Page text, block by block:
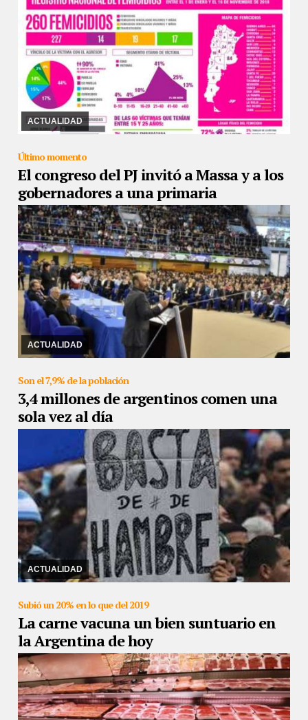
ACTUALIDAD
08/03/2019
Hoy se lleva a cabo el paro internacional de mujeres,
lesbianas, trans y travestis.
Último momento
El congreso del PJ invitó a Massa y a los
gobernadores a una primaria
ACTUALIDAD
07/03/2019 De este modo el PJ orgánicamente invita a los futuros
presidenciables a definir candidaturas en las PASO para formar un
frente opositor.
Son el 7,9% de la población
3,4 millones de argentinos comen una
sola vez al día
ACTUALIDAD
05/03/2019
Una investigación del Barómetro de la Deuda Social,
dependiente de la Universidad Católica Argentina (UCA) abordó la
situación alimentaria en el país ...
Subió un 20% en lo que del 2019
La carne vacuna un bien suntuario en
la Argentina de hoy